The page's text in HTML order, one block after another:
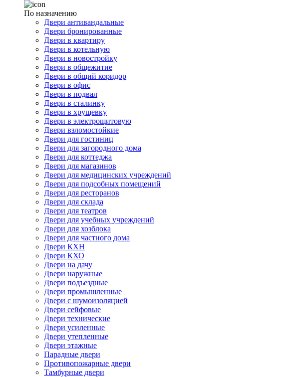
По назначению
Двери антивандальные
Двери бронированные
Двери в квартиру
Двери в котельную
Двери в новостройку
Двери в общежитие
Двери в общий коридор
Двери в офис
Двери в подвал
Двери в сталинку
Двери в хрущевку
Двери в электрощитовую
Двери взломостойкие
Двери для гостиниц
Двери для загородного дома
Двери для коттеджа
Двери для магазинов
Двери для медицинских учреждений
Двери для подсобных помещений
Двери для ресторанов
Двери для склада
Двери для театров
Двери для учебных учреждений
Двери для хозблока
Двери для частного дома
Двери КХН
Двери КХО
Двери на дачу
Двери наружные
Двери подъездные
Двери промышленные
Двери с шумоизоляцией
Двери сейфовые
Двери технические
Двери усиленные
Двери утепленные
Двери этажные
Парадные двери
Противопожарные двери
Тамбурные двери